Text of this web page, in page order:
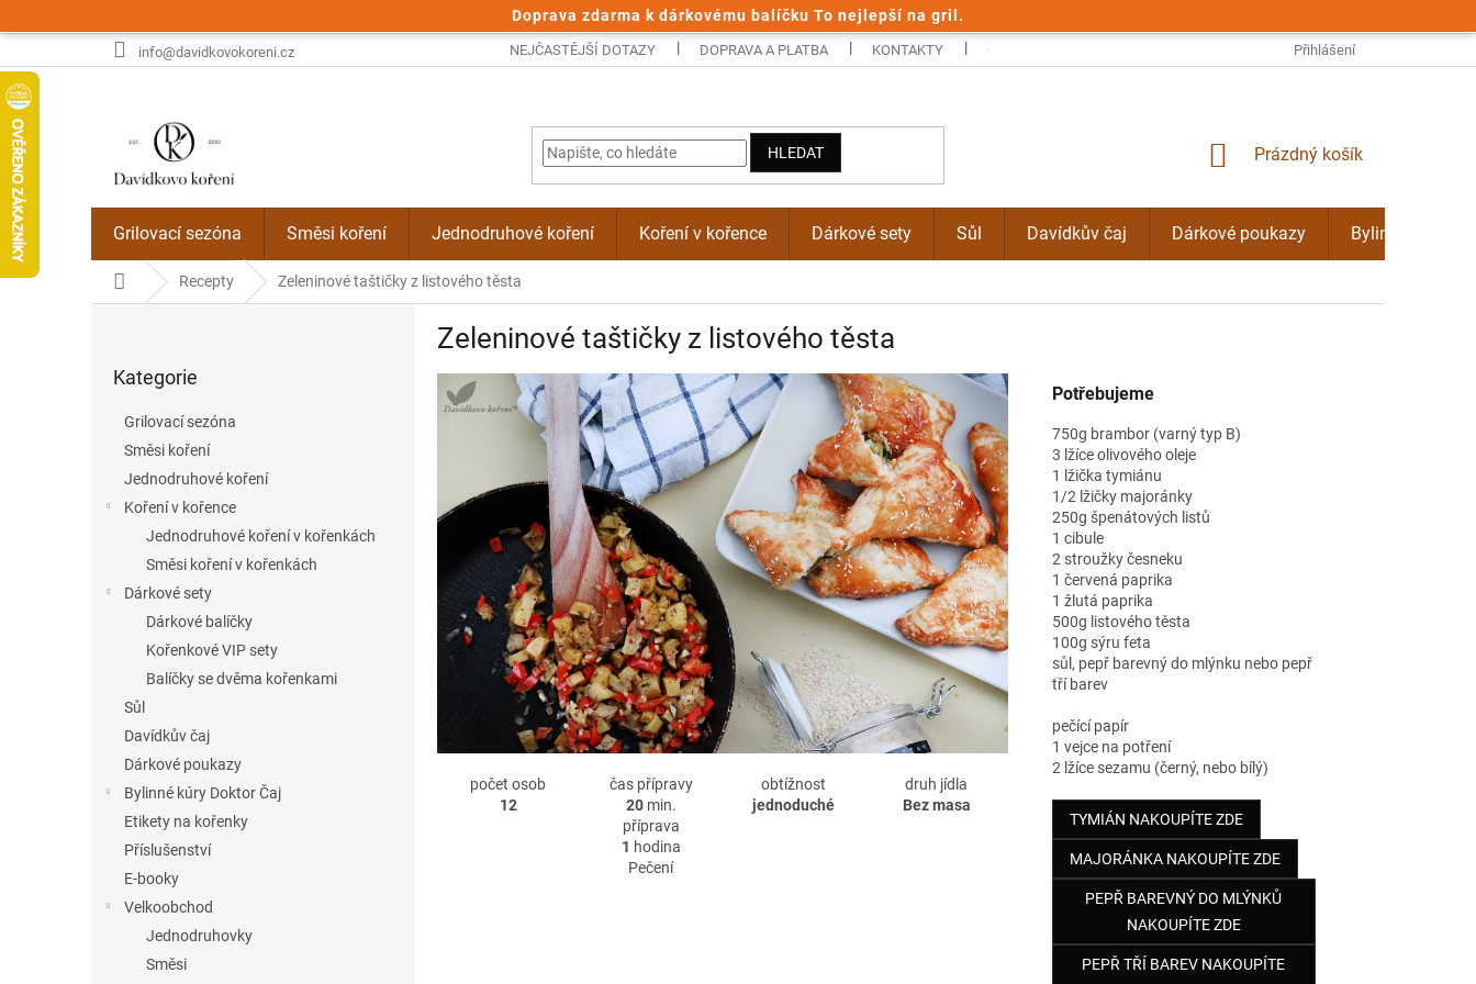
Doprava zdarma k dárkovému balíčku To nejlepší na gril.
na
info@davidkovokoreni.cz NEJČASTĚJŠÍ DOTAZY DOPRAVA A PLATBA KONTAKTY OBCHODNÍ PODMÍNKY PODMÍNKY OCHRANY OSOBNÍCH ÚDAJŮ
Přihlášení
HLEDAT
NÁKUPNÍ
Prázdný košík
Grilovací sezóna Směsi koření Jednodruhové koření Koření v kořence Dárkové sety Sůl Davídkův čaj Dárkové poukazy Bylinné kúry
Domů Recepty Zeleninové taštičky z listového těsta
kategorie
Kategorie
Grilovací sezóna
Směsi koření
Jednodruhové koření
Koření v kořence
Jednodruhové koření v kořenkách
Směsi koření v kořenkách
Dárkové sety
Dárkové balíčky
Kořenkové VIP sety
Balíčky se dvěma kořenkami
Sůl
Davídkův čaj
Dárkové poukazy
Bylinné kúry Doktor Čaj
Etikety na kořenky
Příslušenství
E-booky
Velkoobchod
Jednodruhovky
Směsi
Zeleninové taštičky z listového těsta
počet osob
12
čas přípravy
20min.
příprava
1 hodina
Pečení
obtížnost
jednoduché
druh jídla
Bez masa
Potřebujeme
750g brambor (varný typ B)
3 lžíce olivového oleje
1 lžička tymiánu
1/2 lžičky majoránky
250g špenátových listů
1 cibule
2 stroužky česneku
1 červená paprika
1 žlutá paprika
500g listového těsta
100g sýru feta
sůl, pepř barevný do mlýnku nebo pepř
tří barev
pečící papír
1 vejce na potření
2 lžíce sezamu (černý, nebo bílý)
TYMIÁN NAKOUPÍTE ZDE
MAJORÁNKA NAKOUPÍTE ZDE
PEPŘ BAREVNÝ DO MLÝNKŮ
NAKOUPÍTE ZDE
PEPŘ TŘÍ BAREV NAKOUPÍTE